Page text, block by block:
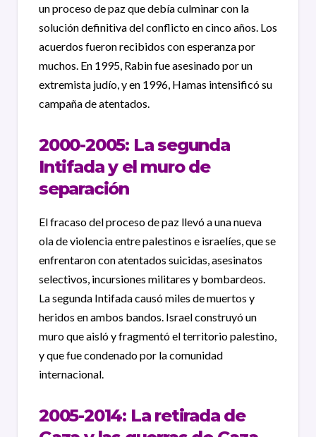
un proceso de paz que debía culminar con la
solución definitiva del conflicto en cinco años. Los
acuerdos fueron recibidos con esperanza por
muchos. En 1995, Rabin fue asesinado por un
extremista judío, y en 1996, Hamas intensificó su
campaña de atentados.
2000-2005: La segunda
Intifada y el muro de
separación
El fracaso del proceso de paz llevó a una nueva
ola de violencia entre palestinos e israelíes, que se
enfrentaron con atentados suicidas, asesinatos
selectivos, incursiones militares y bombardeos.
La segunda Intifada causó miles de muertos y
heridos en ambos bandos. Israel construyó un
muro que aisló y fragmentó el territorio palestino,
y que fue condenado por la comunidad
internacional.
2005-2014: La retirada de